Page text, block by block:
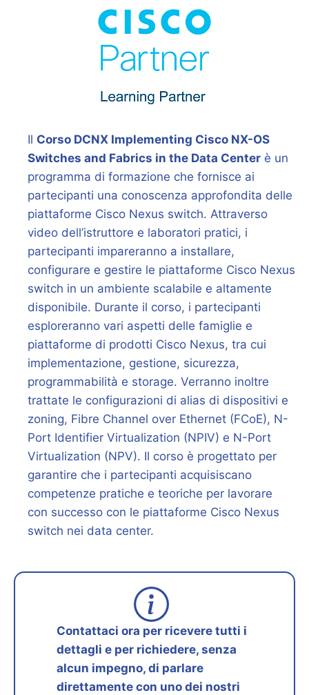
Il Corso DCNX Implementing Cisco NX-OS
Switches and Fabrics in the Data Center è un
programma di formazione che fornisce ai
partecipanti una conoscenza approfondita delle
piattaforme Cisco Nexus switch. Attraverso
video dell’istruttore e laboratori pratici, i
partecipanti impareranno a installare,
configurare e gestire le piattaforme Cisco Nexus
switch in un ambiente scalabile e altamente
disponibile. Durante il corso, i partecipanti
esploreranno vari aspetti delle famiglie e
piattaforme di prodotti Cisco Nexus, tra cui
implementazione, gestione, sicurezza,
programmabilità e storage. Verranno inoltre
trattate le configurazioni di alias di dispositivi e
zoning, Fibre Channel over Ethernet (FCoE), N-
Port Identifier Virtualization (NPIV) e N-Port
Virtualization (NPV). Il corso è progettato per
garantire che i partecipanti acquisiscano
competenze pratiche e teoriche per lavorare
con successo con le piattaforme Cisco Nexus
switch nei data center.
Contattaci ora per ricevere tutti i
dettagli e per richiedere, senza
alcun impegno, di parlare
direttamente con uno dei nostri